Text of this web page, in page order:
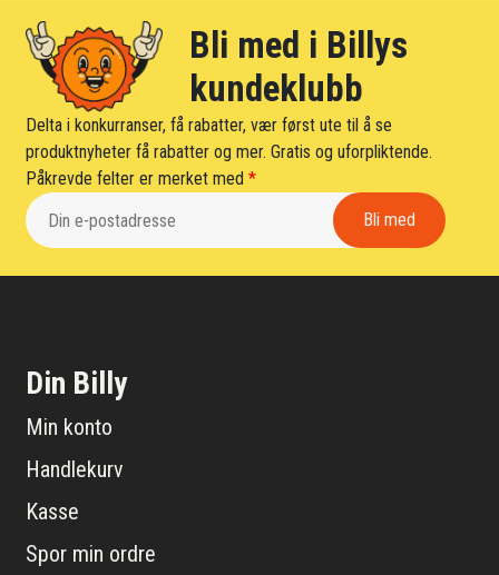
Bli med i Billys
kundeklubb
Delta i konkurranser, få rabatter, vær først ute til å se
produktnyheter få rabatter og mer. Gratis og uforpliktende.
Påkrevde felter er merket med*
Din Billy
Min konto
Handlekurv
Kasse
Spor min ordre